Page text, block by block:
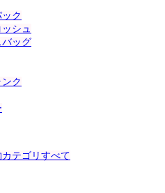
ク
シュ
バッグ
ク
テゴリすべて